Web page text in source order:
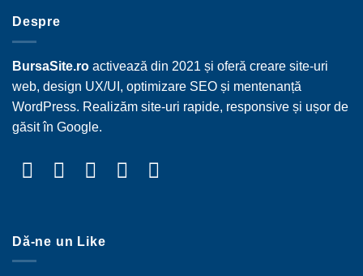
Despre
BursaSite.ro activează din 2021 și oferă creare site-uri
web, design UX/UI, optimizare SEO și mentenanță
WordPress. Realizăm site-uri rapide, responsive și ușor de
găsit în Google.
Dă-ne un Like